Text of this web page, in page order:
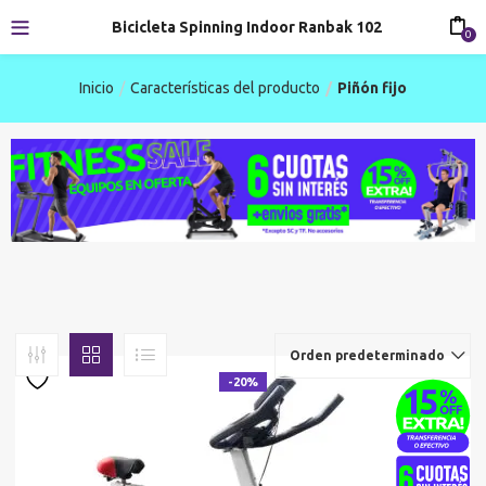
Bicicleta Spinning Indoor Ranbak 102 0
Inicio Características del producto Piñón fijo
Orden predeterminado
-20%